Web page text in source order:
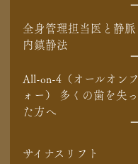
全身管理担当医と静脈
内鎮静法
All-on-4（オールオンフ
ォー） 多くの歯を失っ
た方へ
サイナスリフト